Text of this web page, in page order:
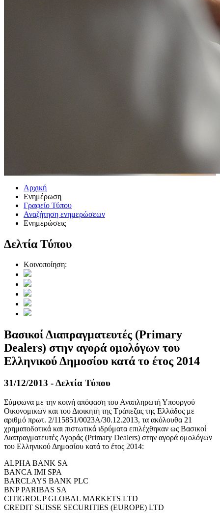
Αρχική
Ενημέρωση
Γραφείο Τύπου
Αναζήτηση ενημερώσεων
Ενημερώσεις
Δελτία Τύπου
Κοινοποίηση:
Βασικοί Διαπραγματευτές (Primary
Dealers) στην αγορά ομολόγων του
Ελληνικού Δημοσίου κατά το έτος 2014
31/12/2013 - Δελτία Τύπου
Σύμφωνα με την κοινή απόφαση του Αναπληρωτή Υπουργού
Οικονομικών και του Διοικητή της Τράπεζας της Ελλάδος με
αριθμό πρωτ. 2/115851/0023A/30.12.2013, τα ακόλουθα 21
χρηματοδοτικά και πιστωτικά ιδρύματα επιλέχθηκαν ως Βασικοί
Διαπραγματευτές Αγοράς (Primary Dealers) στην αγορά ομολόγων
του Ελληνικού Δημοσίου κατά το έτος 2014:
ALPHA BANK SA
BANCA IMI SPA
BARCLAYS BANK PLC
BNP PARIBAS SA
CITIGROUP GLOBAL MARKETS LTD
CREDIT SUISSE SECURITIES (EUROPE) LTD